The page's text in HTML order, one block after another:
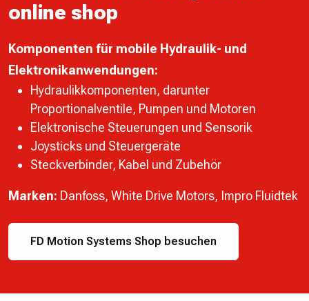
online shop
Komponenten für mobile Hydraulik- und
Elektronikanwendungen:
Hydraulikkomponenten, darunter
Proportionalventile, Pumpen und Motoren
Elektronische Steuerungen und Sensorik
Joysticks und Steuergeräte
Steckverbinder, Kabel und Zubehör
Marken: Danfoss, White Drive Motors, Impro Fluidtek
FD Motion Systems Shop besuchen